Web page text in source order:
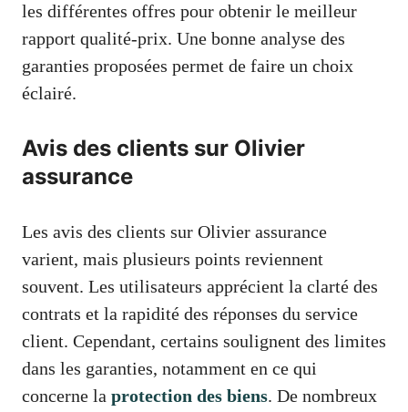
les différentes offres pour obtenir le meilleur
rapport qualité-prix. Une bonne analyse des
garanties proposées permet de faire un choix
éclairé.
Avis des clients sur Olivier
assurance
Les avis des clients sur Olivier assurance
varient, mais plusieurs points reviennent
souvent. Les utilisateurs apprécient la clarté des
contrats et la rapidité des réponses du service
client. Cependant, certains soulignent des limites
dans les garanties, notamment en ce qui
concerne la protection des biens. De nombreux